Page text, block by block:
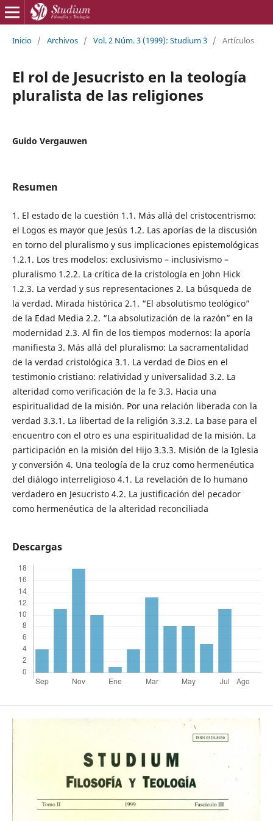
Inicio / Archivos / Vol. 2 Núm. 3 (1999): Studium 3 / Artículos
El rol de Jesucristo en la teología
pluralista de las religiones
Guido Vergauwen
Resumen
1. El estado de la cuestión 1.1. Más allá del cristocentrismo:
el Logos es mayor que Jesús 1.2. Las aporías de la discusión
en torno del pluralismo y sus implicaciones epistemológicas
1.2.1. Los tres modelos: exclusivismo – inclusivismo –
pluralismo 1.2.2. La crítica de la cristología en John Hick
1.2.3. La verdad y sus representaciones 2. La búsqueda de
la verdad. Mirada histórica 2.1. “El absolutismo teológico”
de la Edad Media 2.2. “La absolutización de la razón” en la
modernidad 2.3. Al fin de los tiempos modernos: la aporía
manifiesta 3. Más allá del pluralismo: La sacramentalidad
de la verdad cristológica 3.1. La verdad de Dios en el
testimonio cristiano: relatividad y universalidad 3.2. La
alteridad como verificación de la fe 3.3. Hacia una
espiritualidad de la misión. Por una relación liberada con la
verdad 3.3.1. La libertad de la religión 3.3.2. La base para el
encuentro con el otro es una espiritualidad de la misión. La
participación en la misión del Hijo 3.3.3. Misión de la Iglesia
y conversión 4. Una teología de la cruz como hermenéutica
del diálogo interreligioso 4.1. La revelación de lo humano
verdadero en Jesucristo 4.2. La justificación del pecador
como hermenéutica de la alteridad reconciliada
Descargas